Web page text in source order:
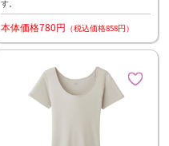
す。
本体価格780円 （税込価格858円）